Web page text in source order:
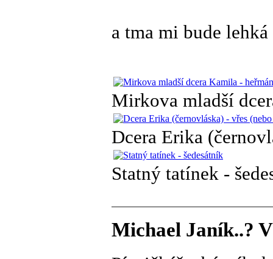
a tma mi bude lehká
Mirkova mladší
Dcera Erika
Statný tatínek -
Michael Janík..?